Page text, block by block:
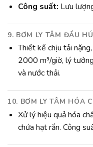
Công suất: Lưu
9. BƠM LY TÂM ĐẦU
Thiết kế chịu tải
2000 m³/giờ, lý
và nước thải.
10. BƠM LY TÂM HÓA
Xử lý hiệu quả hóa
chứa hạt rắn. Công